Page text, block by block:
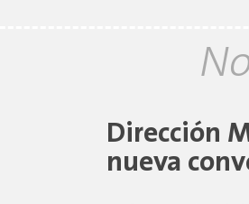
Dirección
nueva